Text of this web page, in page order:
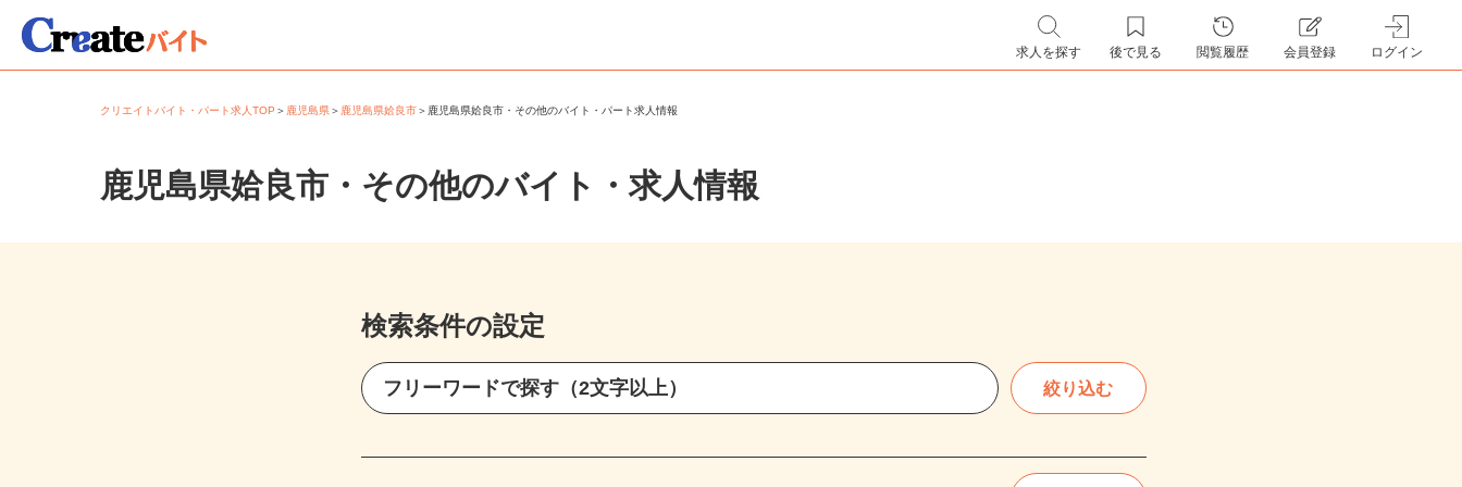
求人を探す 後で見る 閲覧履歴 会員登録 ログイン
クリエイトバイト・パート求人TOP＞鹿児島県＞鹿児島県姶良市＞鹿児島県姶良市・その他のバイト・パート求人情報
鹿児島県姶良市・その他のバイト・求人情報
検索条件の設定
絞り込む